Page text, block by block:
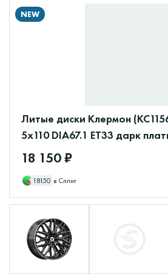
NEW
Литые диски Клермон
5x110 DIA67.1 ET33 дарк
18 150 ₽
18150 в Сплит